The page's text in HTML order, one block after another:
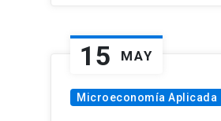
15 MAY
Microeconomía Aplicada